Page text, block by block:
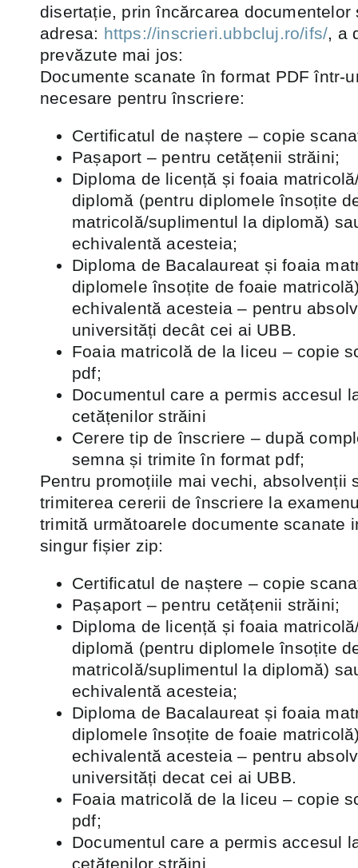
disertație, prin încărcarea documentelor
adresa: https://inscrieri.ubbcluj.ro/ifs/, a
prevăzute mai jos:
Documente scanate în format PDF într-
necesare pentru înscriere:
Certificatul de naștere – copie
Pașaport – pentru cetățenii străini;
Diploma de licență și foaia
diplomă (pentru diplomele însoțite
matricolă/suplimentul la diplomă)
echivalentă acesteia;
Diploma de Bacalaureat și foaia
diplomele însoțite de foaie
echivalentă acesteia – pentru
universități decât cei ai UBB.
Foaia matricolă de la liceu – copie
pdf;
Documentul care a permis accesul
cetățenilor străini
Cerere tip de înscriere – după
semna și trimite în format pdf;
Pentru promoțiile mai vechi, absolvenții
trimiterea cererii de înscriere la
trimită următoarele documente scanate
singur fișier zip:
Certificatul de naștere – copie
Pașaport – pentru cetățenii străini;
Diploma de licență și foaia
diplomă (pentru diplomele însoțite
matricolă/suplimentul la diplomă)
echivalentă acesteia;
Diploma de Bacalaureat și foaia
diplomele însoțite de foaie
echivalentă acesteia – pentru
universități decat cei ai UBB.
Foaia matricolă de la liceu – copie
pdf;
Documentul care a permis accesul
cetățenilor străini